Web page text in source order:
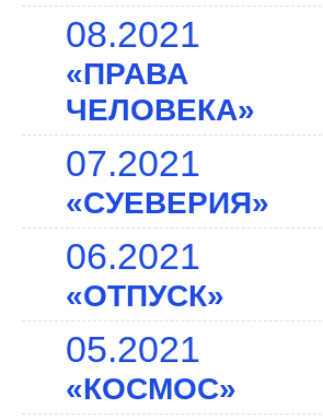
08.2021
«ПРАВА
ЧЕЛОВЕКА»
07.2021
«СУЕВЕРИЯ»
06.2021
«ОТПУСК»
05.2021
«КОСМОС»